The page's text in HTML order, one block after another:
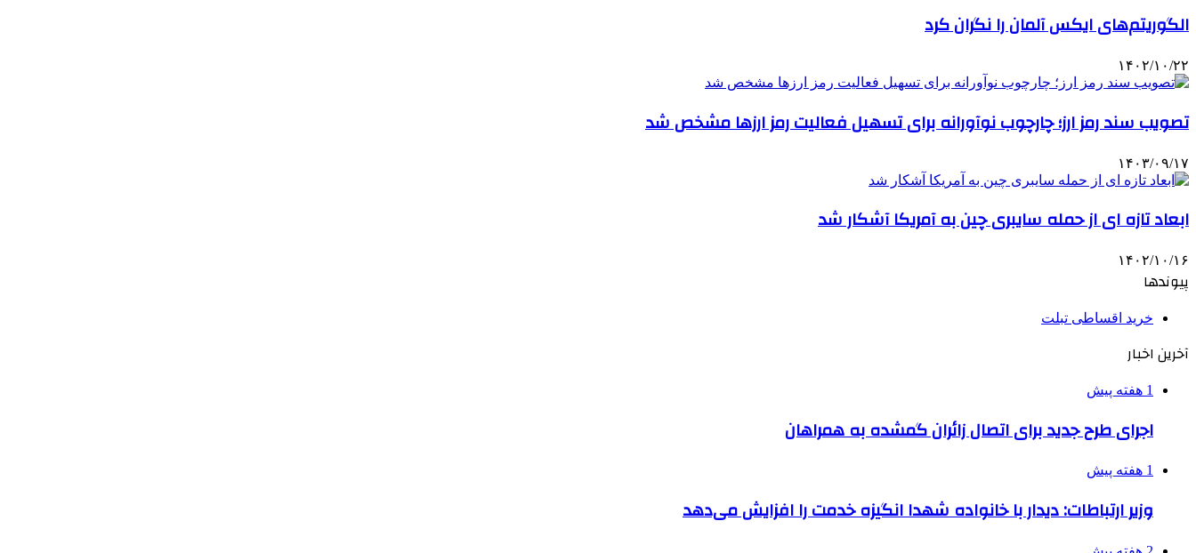
الگوریتم‌های ایکس آلمان را نگران کرد
۱۴۰۲/۱۰/۲۲
تصویب سند رمز ارز؛ چارچوب نوآورانه برای تسهیل فعالیت رمز ارزها مشخص شد
۱۴۰۳/۰۹/۱۷
ابعاد تازه ای از حمله سایبری چین به آمریکا آشکار شد
۱۴۰۲/۱۰/۱۶
پیوندها
خرید اقساطی تبلت
آخرین اخبار
1 هفته پیش
اجرای طرح جدید برای اتصال زائران گمشده به همراهان
1 هفته پیش
وزیر ارتباطات: دیدار با خانواده شهدا انگیزه خدمت را افزایش می‌دهد